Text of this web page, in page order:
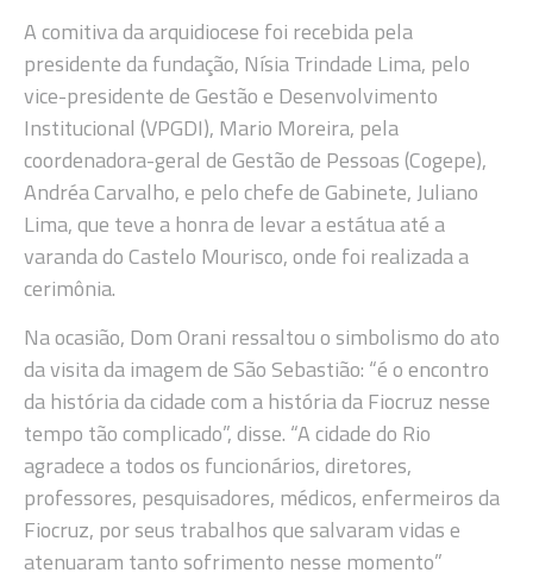
A comitiva da arquidiocese foi recebida pela
presidente da fundação, Nísia Trindade Lima, pelo
vice-presidente de Gestão e Desenvolvimento
Institucional (VPGDI), Mario Moreira, pela
coordenadora-geral de Gestão de Pessoas (Cogepe),
Andréa Carvalho, e pelo chefe de Gabinete, Juliano
Lima, que teve a honra de levar a estátua até a
varanda do Castelo Mourisco, onde foi realizada a
cerimônia.
Na ocasião, Dom Orani ressaltou o simbolismo do ato
da visita da imagem de São Sebastião: “é o encontro
da história da cidade com a história da Fiocruz nesse
tempo tão complicado”, disse. “A cidade do Rio
agradece a todos os funcionários, diretores,
professores, pesquisadores, médicos, enfermeiros da
Fiocruz, por seus trabalhos que salvaram vidas e
atenuaram tanto sofrimento nesse momento”